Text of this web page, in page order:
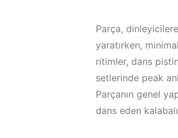
Parça,
yaratırken,
ritimler, dans
setlerinde peak
Parçanın genel
dans eden